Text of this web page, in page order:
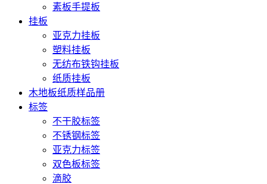
素板手提板
挂板
亚克力挂板
塑料挂板
无纺布铁钩挂板
纸质挂板
木地板纸质样品册
标签
不干胶标签
不锈钢标签
亚克力标签
双色板标签
滴胶